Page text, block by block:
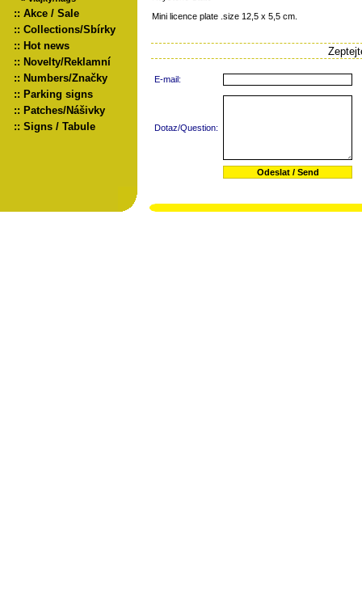
:: Akce / Sale
:: Collections/Sbírky
:: Hot news
:: Novelty/Reklamní
:: Numbers/Značky
:: Parking signs
:: Patches/Nášivky
:: Signs / Tabule
Mini licence plate .size 12,5 x 5,5 cm.
E-mail:
Dotaz/Question: